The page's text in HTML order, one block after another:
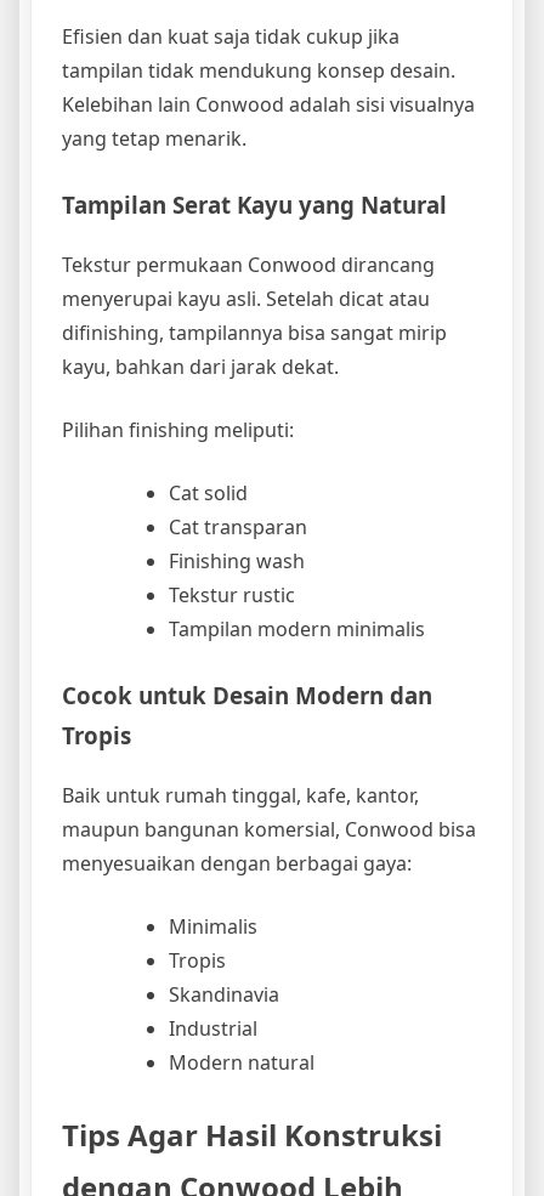
Efisien dan kuat saja tidak cukup jika
tampilan tidak mendukung konsep desain.
Kelebihan lain Conwood adalah sisi visualnya
yang tetap menarik.
Tampilan Serat Kayu yang Natural
Tekstur permukaan Conwood dirancang
menyerupai kayu asli. Setelah dicat atau
difinishing, tampilannya bisa sangat mirip
kayu, bahkan dari jarak dekat.
Pilihan finishing meliputi:
Cat solid
Cat transparan
Finishing wash
Tekstur rustic
Tampilan modern minimalis
Cocok untuk Desain Modern dan
Tropis
Baik untuk rumah tinggal, kafe, kantor,
maupun bangunan komersial, Conwood bisa
menyesuaikan dengan berbagai gaya:
Minimalis
Tropis
Skandinavia
Industrial
Modern natural
Tips Agar Hasil Konstruksi
dengan Conwood Lebih